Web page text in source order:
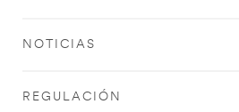
NOTICIAS
REGULACIÓN